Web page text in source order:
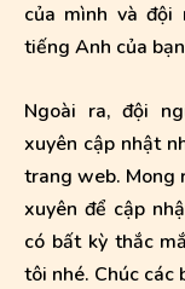
của mình và đội
tiếng Anh của
Ngoài ra, đội
xuyên cập nhật
trang web. Mong
xuyên để cập
có bất kỳ thắc
tôi nhé. Chúc các